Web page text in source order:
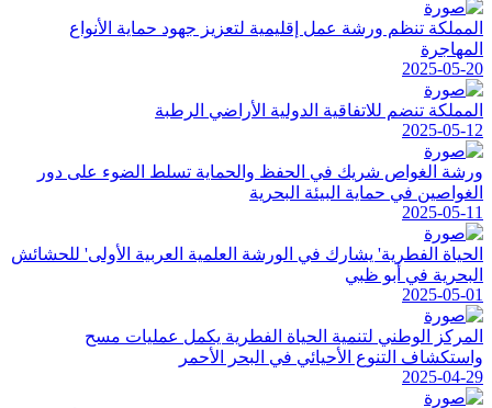
المملكة تنظم ورشة عمل إقليمية لتعزيز جهود حماية الأنواع
المهاجرة
2025-05-20
المملكة تنضم للاتفاقية الدولية الأراضي الرطبة
2025-05-12
ورشة الغواص شريك في الحفظ والحماية تسلط الضوء على دور
الغواصين في حماية البيئة البحرية
2025-05-11
الحياة الفطرية' يشارك في الورشة العلمية العربية الأولى' للحشائش
البحرية في أبو ظبي
2025-05-01
المركز الوطني لتنمية الحياة الفطرية يكمل عمليات مسح
واستكشاف التنوع الأحيائي في البحر الأحمر
2025-04-29